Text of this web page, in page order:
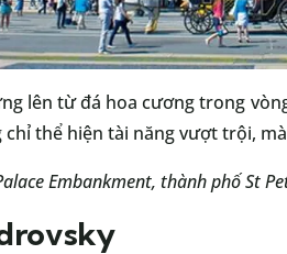
lên từ đá hoa cương trong
thể hiện tài năng vượt trội,
Embankment, thành phố St